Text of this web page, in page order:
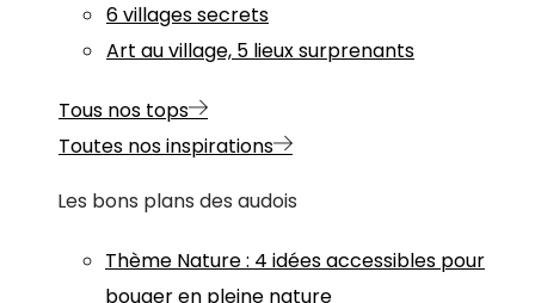
6 villages secrets
Art au village, 5 lieux surprenants
Tous nos tops
Toutes nos inspirations
Les bons plans des audois
Thème Nature: 4 idées accessibles pour
bouger en pleine nature